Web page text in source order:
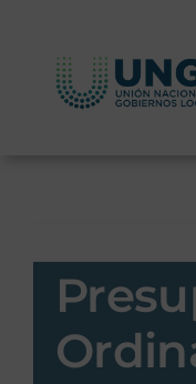
content
Inicio
Transparencia
Servicios /